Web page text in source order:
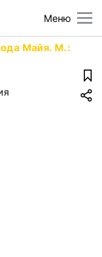
Меню
Майя. М.: